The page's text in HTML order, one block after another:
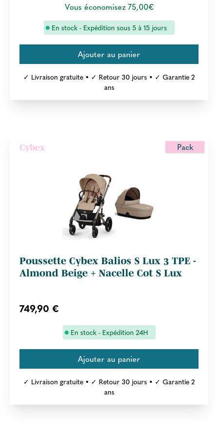
Vous économisez 75,00€
En stock - Expédition sous 5 à 15 jours
✓ Livraison gratuite • ✓ Retour 30 jours • ✓ Garantie 2
ans
Pack
Cybex
Poussette Cybex Balios S Lux 3 TPE -
Almond Beige + Nacelle Cot S Lux
749,90 €
En stock - Expédition 24H
✓ Livraison gratuite • ✓ Retour 30 jours • ✓ Garantie 2
ans